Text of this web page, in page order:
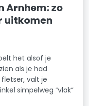
Arnhem: zo
uitkomen
het alsof je
als je had
valt je
simpelweg “vlak”